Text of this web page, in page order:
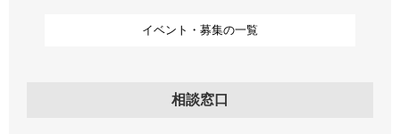
イベント・募集の一覧
相談窓口